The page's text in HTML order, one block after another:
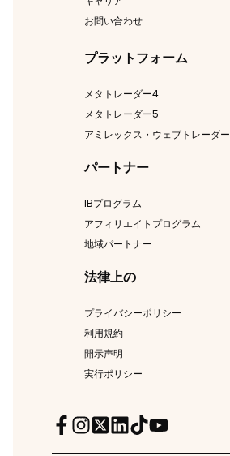
お問い合わせ
プラットフォーム
メタトレーダー4
メタトレーダー5
アミレックス・ウェブトレーダー
パートナー
IBプログラム
アフィリエイトプログラム
地域パートナー
法律上の
プライバシーポリシー
利用規約
開示声明
実行ポリシー